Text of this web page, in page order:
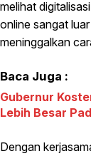
melihat
online sangat
meninggalkan
Baca Juga :
Gubernur
Lebih Besar
Dengan